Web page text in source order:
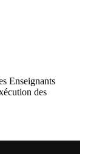
Enseignants
des